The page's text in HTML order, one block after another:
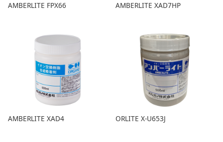
AMBERLITE FPX66 AMBERLITE XAD7HP
AMBERLITE XAD4 ORLITE X-U653J